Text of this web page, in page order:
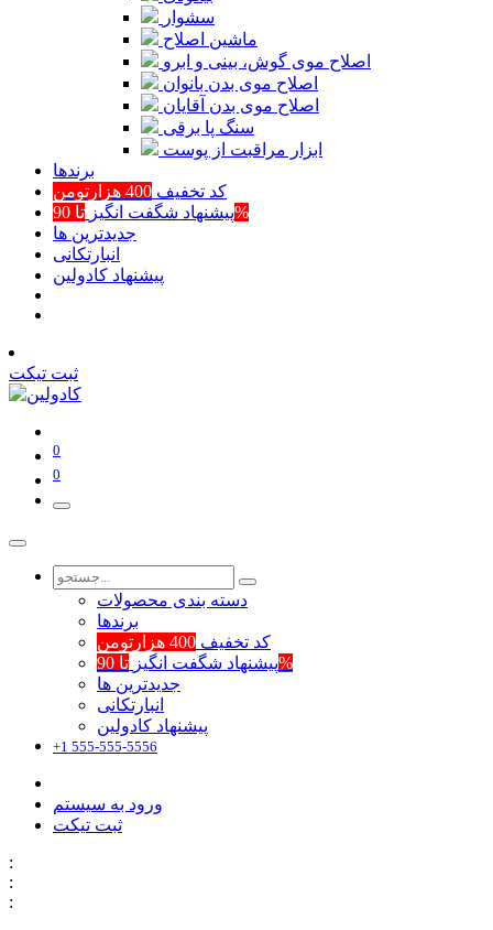
سشوار
ماشین اصلاح
اصلاح موی گوش، بینی و ابرو
اصلاح موی بدن بانوان
اصلاح موی بدن آقایان
سنگ پا برقی
ابزار مراقبت از پوست
برند‌ها
کد تخفیف 400 هزارتومن
پیشنهاد شگفت انگیزتا 90%
جدیدترین ها
انبارتکانی
پیشنهاد کادولین
ثبت تیکت
0
0
دسته بندی محصولات
برند‌ها
کد تخفیف 400 هزارتومن
پیشنهاد شگفت انگیزتا 90%
جدیدترین ها
انبارتکانی
پیشنهاد کادولین
+1 555-555-5556
ورود به سیستم
ثبت تیکت
:
:
: